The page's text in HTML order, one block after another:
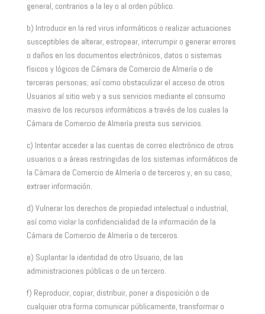
general, contrarios a la ley o al orden público.
b) Introducir en la red virus informáticos o realizar actuaciones
susceptibles de alterar, estropear, interrumpir o generar errores
o daños en los documentos electrónicos, datos o sistemas
físicos y lógicos de Cámara de Comercio de Almería o de
terceras personas; así como obstaculizar el acceso de otros
Usuarios al sitio web y a sus servicios mediante el consumo
masivo de los recursos informáticos a través de los cuales la
Cámara de Comercio de Almería presta sus servicios.
c) Intentar acceder a las cuentas de correo electrónico de otros
usuarios o a áreas restringidas de los sistemas informáticos de
la Cámara de Comercio de Almería o de terceros y, en su caso,
extraer información.
d) Vulnerar los derechos de propiedad intelectual o industrial,
así como violar la confidencialidad de la información de la
Cámara de Comercio de Almería o de terceros.
e) Suplantar la identidad de otro Usuario, de las
administraciones públicas o de un tercero.
f) Reproducir, copiar, distribuir, poner a disposición o de
cualquier otra forma comunicar públicamente, transformar o